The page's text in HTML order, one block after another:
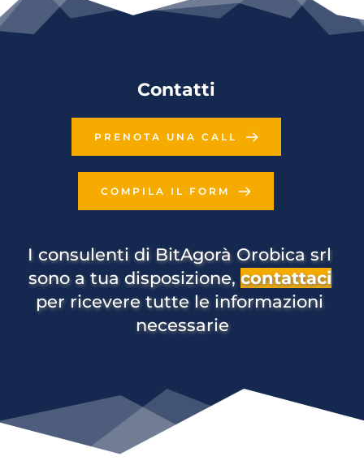
Contatti
PRENOTA UNA CALL
COMPILA IL FORM
I consulenti di BitAgorà Orobica srl
sono a tua disposizione, contattaci
per ricevere tutte le informazioni
necessarie